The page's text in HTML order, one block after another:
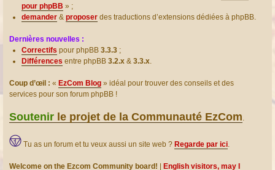
pour phpBB » ;
demander & proposer des traductions d’extensions dédiées à phpBB.
Dernières nouvelles :
Correctifs pour phpBB 3.3.3 ;
Différences entre phpBB 3.2.x & 3.3.x.
Coup d’œil : « EzCom Blog » idéal pour trouver des conseils et des
services pour son forum phpBB !
Soutenir le projet de la Communauté EzCom.
Tu as un forum et tu veux aussi un site web ? Regarde par ici.
Welcome on the Ezcom Community board!
English visitors, may I